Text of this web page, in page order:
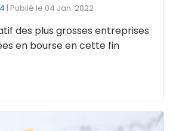
| Publié le 04 Jan. 2022
des plus grosses entreprises
en bourse en cette fin